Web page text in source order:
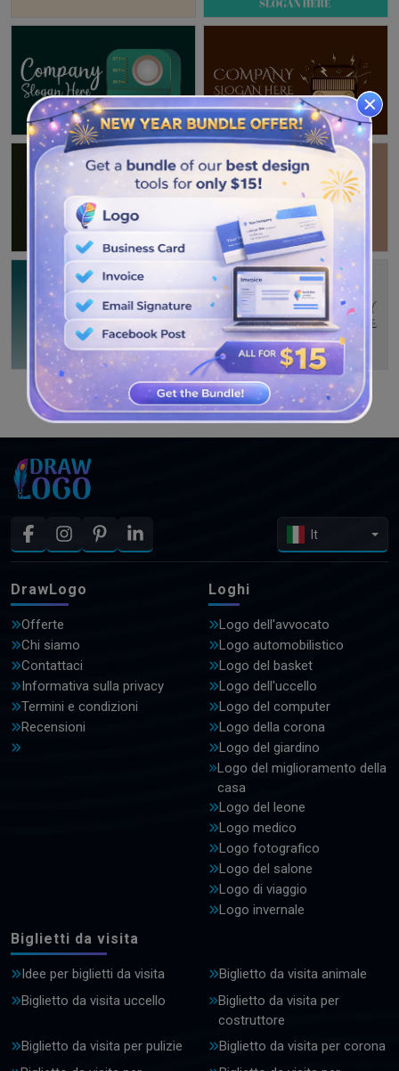
GUARDA PIÙ DISEGNI
It
DrawLogo
Offerte
Chi siamo
Contattaci
Informativa sulla privacy
Termini e condizioni
Recensioni
Loghi
Logo dell'avvocato
Logo automobilistico
Logo del basket
Logo dell'uccello
Logo del computer
Logo della corona
Logo del giardino
Logo del miglioramento della
casa
Logo del leone
Logo medico
Logo fotografico
Logo del salone
Logo di viaggio
Logo invernale
Biglietti da visita
Idee per biglietti da visita
Biglietto da visita animale
Biglietto da visita uccello
Biglietto da visita per
costruttore
Biglietto da visita per pulizie
Biglietto da visita per corona